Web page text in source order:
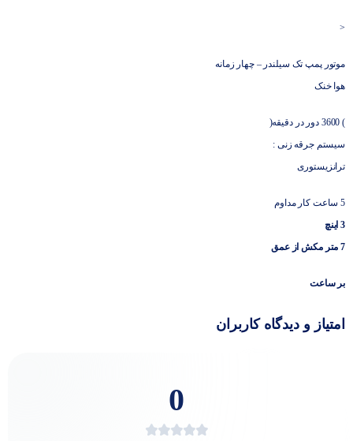
<
موتور پمپ تک سیلندر – چهار زمانه
هوا خنک
) 3600 دور در دقیقه(
سیستم جرقه زنی :
ترانزیستوری
5 ساعت کار مداوم
3 اینچ
7 متر مکش از عمق
بر ساعت
امتیاز و دیدگاه کاربران
0